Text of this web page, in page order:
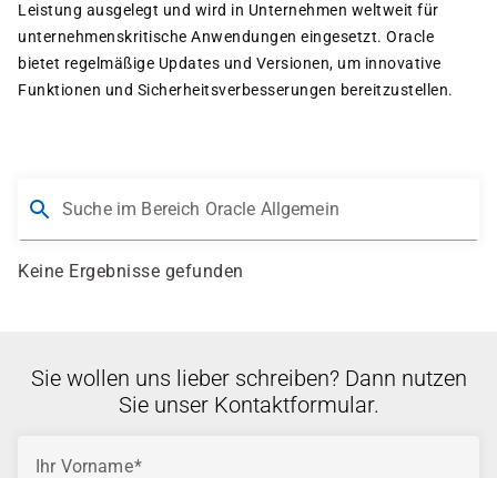
Leistung ausgelegt und wird in Unternehmen weltweit für
unternehmenskritische Anwendungen eingesetzt. Oracle
bietet regelmäßige Updates und Versionen, um innovative
Funktionen und Sicherheitsverbesserungen bereitzustellen.
Suche im Bereich Oracle Allgemein
Keine Ergebnisse gefunden
Sie wollen uns lieber schreiben? Dann nutzen
Sie unser Kontaktformular.
Ihr Vorname